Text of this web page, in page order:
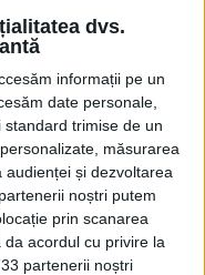
dvs.
informații pe un
date personale,
trimise de un
măsurarea
și dezvoltarea
noștri putem
prin scanarea
acordul cu privire la
partenerii noștri
sub 16 ani găzduit
germană
Echipa LPS a
în fața
Franței și
2023